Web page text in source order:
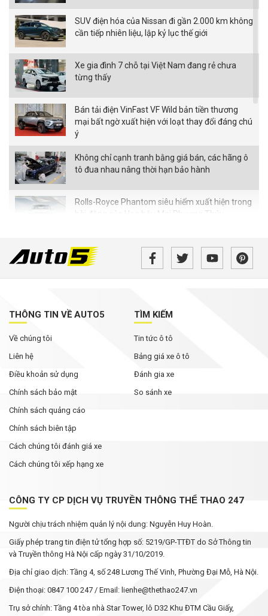
SUV điện hóa của Nissan đi gần 2.000 km không
cần tiếp nhiên liệu, lập kỷ lục thế giới
Xe gia đình 7 chỗ tại Việt Nam đang rẻ chưa
từng thấy
Bán tải điện VinFast VF Wild bản tiền thương
mại bất ngờ xuất hiện với loạt thay đổi đáng chú
ý
Không chỉ cạnh tranh bằng giá bán, các hãng ô
tô đua nhau nâng thời hạn bảo hành
Rolls-Royce Phantom siêu hiếm xuất hiện trong
bài đăng của Hoa hậu Mai Phương Thúy
Từ tháng 8/2026, loạt quy định mới về giao
thông người dân cần biết
Tháng Ngâu chưa tới, phân khúc SUV cỡ C đã
THÔNG TIN VỀ AUTO5
Về chúng tôi
Liên hệ
Điều khoản sử dụng
Chính sách bảo mật
Chính sách quảng cáo
Chính sách biên tập
Cách chúng tôi đánh giá xe
Cách chúng tôi xếp hạng xe
TÌM KIẾM
Tin tức ô tô
Bảng giá xe ô tô
Đánh gia xe
So sánh xe
CÔNG TY CP DỊCH VỤ TRUYỀN THÔNG THỂ THAO 247
Người chịu trách nhiệm quản lý nội dung: Nguyễn Huy Hoàn.
Giấy phép trang tin điện tử tổng hợp số: 5219/GP-TTĐT do Sở Thông tin
và Truyền thông Hà Nội cấp ngày 31/10/2019.
Địa chỉ giao dịch: Tầng 4, số 248 Lương Thế Vinh, Phường Đại Mỗ, Hà Nội.
Điện thoại: 0847 100 247 / Email: lienhe@thethao247.vn
Trụ sở chính: Tầng 4 tòa nhà Star Tower, lô D32 Khu ĐTM Cầu Giấy,